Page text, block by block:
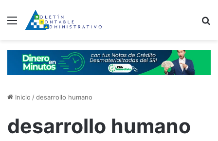
Menú
Inicio /desarrollo humano
desarrollo humano